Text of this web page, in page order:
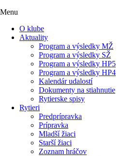
Menu
O klube
Aktuality
Program a výsledky MŽ
Program a výsledky SŽ
Program a výsledky HP5
Program a výsledky HP4
Kalendár udalostí
Dokumenty na stiahnutie
Rytierske spisy
Rytieri
Predprípravka
Prípravka
Mladší žiaci
Starší žiaci
Zoznam hráčov